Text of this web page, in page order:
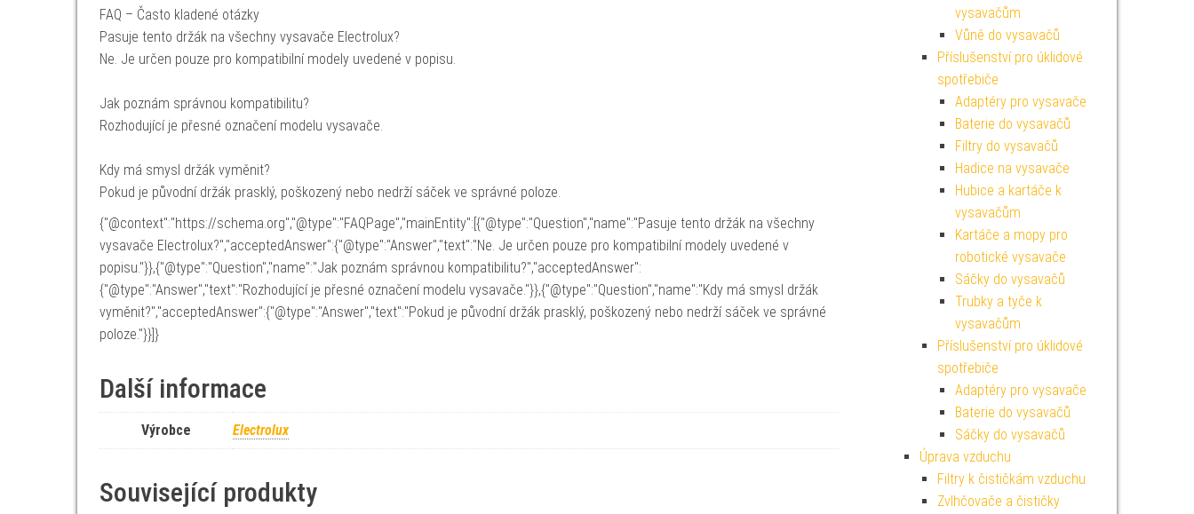
FAQ – Často kladené otázky
Pasuje tento držák na všechny vysavače Electrolux?
Ne. Je určen pouze pro kompatibilní modely uvedené v popisu.
Jak poznám správnou kompatibilitu?
Rozhodující je přesné označení modelu vysavače.
Kdy má smysl držák vyměnit?
Pokud je původní držák prasklý, poškozený nebo nedrží sáček ve správné poloze.
{"@context":"https://schema.org","@type":"FAQPage","mainEntity":[{"@type":"Question","name":"Pasuje tento držák na všechny
vysavače Electrolux?","acceptedAnswer":{"@type":"Answer","text":"Ne. Je určen pouze pro kompatibilní modely uvedené v
popisu."}},{"@type":"Question","name":"Jak poznám správnou kompatibilitu?","acceptedAnswer":
{"@type":"Answer","text":"Rozhodující je přesné označení modelu vysavače."}},{"@type":"Question","name":"Kdy má smysl držák
vyměnit?","acceptedAnswer":{"@type":"Answer","text":"Pokud je původní držák prasklý, poškozený nebo nedrží sáček ve správné
poloze."}}]}
Další informace
Výrobce Electrolux
Související produkty
vysavačům
Vůně do vysavačů
Příslušenství pro úklidové
spotřebiče
Adaptéry pro vysavače
Baterie do vysavačů
Filtry do vysavačů
Hadice na vysavače
Hubice a kartáče k
vysavačům
Kartáče a mopy pro
robotické vysavače
Sáčky do vysavačů
Trubky a tyče k
vysavačům
Příslušenství pro úklidové
spotřebiče
Adaptéry pro vysavače
Baterie do vysavačů
Sáčky do vysavačů
Úprava vzduchu
Filtry k čističkám vzduchu
Zvlhčovače a čističky